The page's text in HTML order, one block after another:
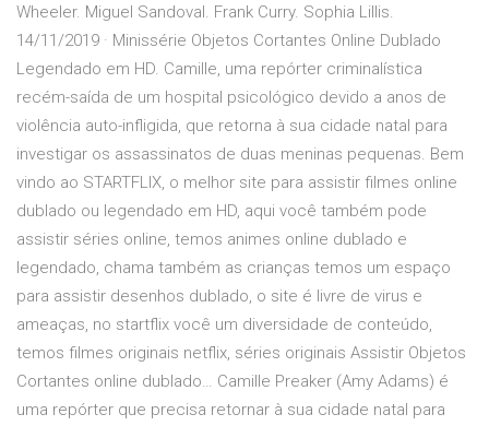
Wheeler. Miguel Sandoval. Frank Curry. Sophia Lillis.
14/11/2019 · Minissérie Objetos Cortantes Online Dublado
Legendado em HD. Camille, uma repórter criminalística
recém-saída de um hospital psicológico devido a anos de
violência auto-infligida, que retorna à sua cidade natal para
investigar os assassinatos de duas meninas pequenas. Bem
vindo ao STARTFLIX, o melhor site para assistir filmes online
dublado ou legendado em HD, aqui você também pode
assistir séries online, temos animes online dublado e
legendado, chama também as crianças temos um espaço
para assistir desenhos dublado, o site é livre de virus e
ameaças, no startflix você um diversidade de conteúdo,
temos filmes originais netflix, séries originais Assistir Objetos
Cortantes online dublado… Camille Preaker (Amy Adams) é
uma repórter que precisa retornar à sua cidade natal para